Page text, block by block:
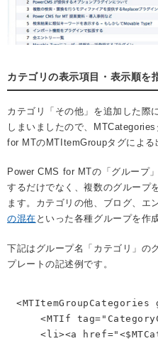
カテゴリの表示項目・表示順を
カテゴリ「その他」を追加した際
しまいましたので、
for MTのMTItemGroupタグによる
Power CMS for MTの「グループ
するだけでなく、複数のグループ
ます。カテゴリの他、ブログ、エ
の混在 といった各種グループを作
下記はグループ名「カテゴリ」の
プレートの記述例です。
<MTItemGroupCategories
<MTIf
<li><a